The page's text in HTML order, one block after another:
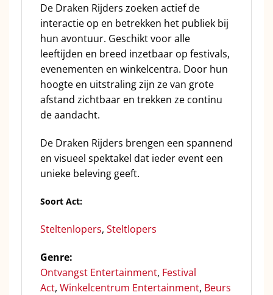
De Draken Rijders zoeken actief de
interactie op en betrekken het publiek bij
hun avontuur. Geschikt voor alle
leeftijden en breed inzetbaar op festivals,
evenementen en winkelcentra. Door hun
hoogte en uitstraling zijn ze van grote
afstand zichtbaar en trekken ze continu
de aandacht.
De Draken Rijders brengen een spannend
en visueel spektakel dat ieder event een
unieke beleving geeft.
Soort Act:
Steltenlopers, Steltlopers
Genre:
Ontvangst Entertainment, Festival
Act, Winkelcentrum Entertainment, Beurs